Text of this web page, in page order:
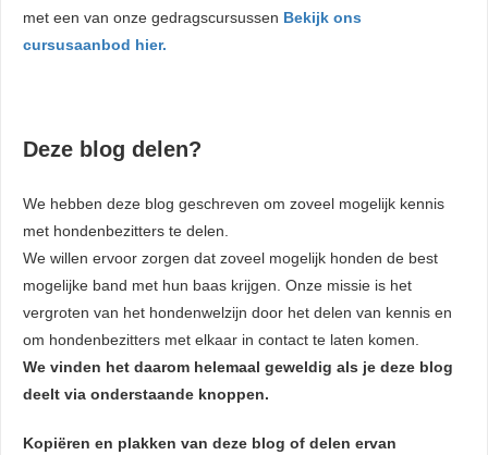
met een van onze gedragscursussen Bekijk ons
cursusaanbod hier.
Deze blog delen?
We hebben deze blog geschreven om zoveel mogelijk kennis
met hondenbezitters te delen.
We willen ervoor zorgen dat zoveel mogelijk honden de best
mogelijke band met hun baas krijgen. Onze missie is het
vergroten van het hondenwelzijn door het delen van kennis en
om hondenbezitters met elkaar in contact te laten komen.
We vinden het daarom helemaal geweldig als je deze blog
deelt via onderstaande knoppen.
Kopiëren en plakken van deze blog of delen ervan